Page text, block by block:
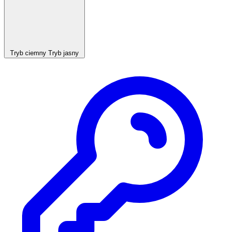
Tryb ciemny Tryb jasny